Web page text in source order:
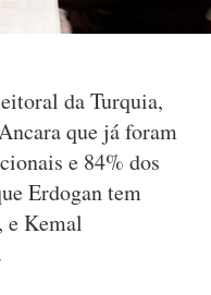
da Turquia,
que já foram
e 84% dos
Erdogan tem
e Kemal